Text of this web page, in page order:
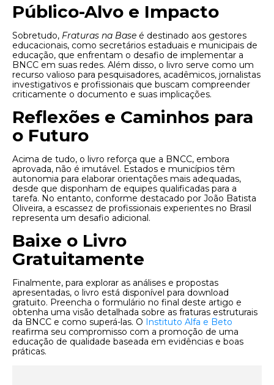
Público-Alvo e Impacto
Sobretudo, Fraturas na Base é destinado aos gestores
educacionais, como secretários estaduais e municipais de
educação, que enfrentam o desafio de implementar a
BNCC em suas redes. Além disso, o livro serve como um
recurso valioso para pesquisadores, acadêmicos, jornalistas
investigativos e profissionais que buscam compreender
criticamente o documento e suas implicações.
Reflexões e Caminhos para
o Futuro
Acima de tudo, o livro reforça que a BNCC, embora
aprovada, não é imutável. Estados e municípios têm
autonomia para elaborar orientações mais adequadas,
desde que disponham de equipes qualificadas para a
tarefa. No entanto, conforme destacado por João Batista
Oliveira, a escassez de profissionais experientes no Brasil
representa um desafio adicional.
Baixe o Livro
Gratuitamente
Finalmente, para explorar as análises e propostas
apresentadas, o livro está disponível para download
gratuito. Preencha o formulário no final deste artigo e
obtenha uma visão detalhada sobre as fraturas estruturais
da BNCC e como superá-las. O Instituto Alfa e Beto
reafirma seu compromisso com a promoção de uma
educação de qualidade baseada em evidências e boas
práticas.